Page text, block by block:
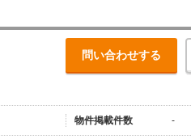
問い合わせする
物件掲載件数 -